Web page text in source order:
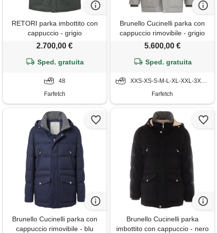
RETORI parka imbottito con
cappuccio - grigio
2.700,00 €
Sped. gratuita
48
Farfetch
Brunello Cucinelli parka con
cappuccio rimovibile - grigio
5.600,00 €
Sped. gratuita
XXS-XS-S-M-L-XL-XXL-3XL-4XL-5XL
Farfetch
Brunello Cucinelli parka con
cappuccio rimovibile - blu
Brunello Cucinelli parka
imbottito con cappuccio - nero